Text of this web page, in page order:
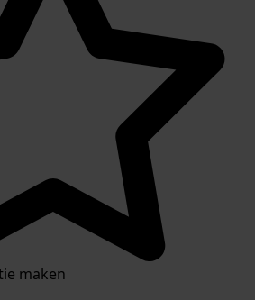
maken